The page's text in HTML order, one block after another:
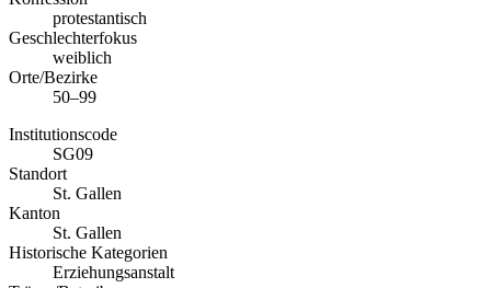
protestantisch
Geschlechterfokus
weiblich
Orte/Bezirke
50–99
Institutionscode
SG09
Standort
St. Gallen
Kanton
St. Gallen
Historische Kategorien
Erziehungsanstalt